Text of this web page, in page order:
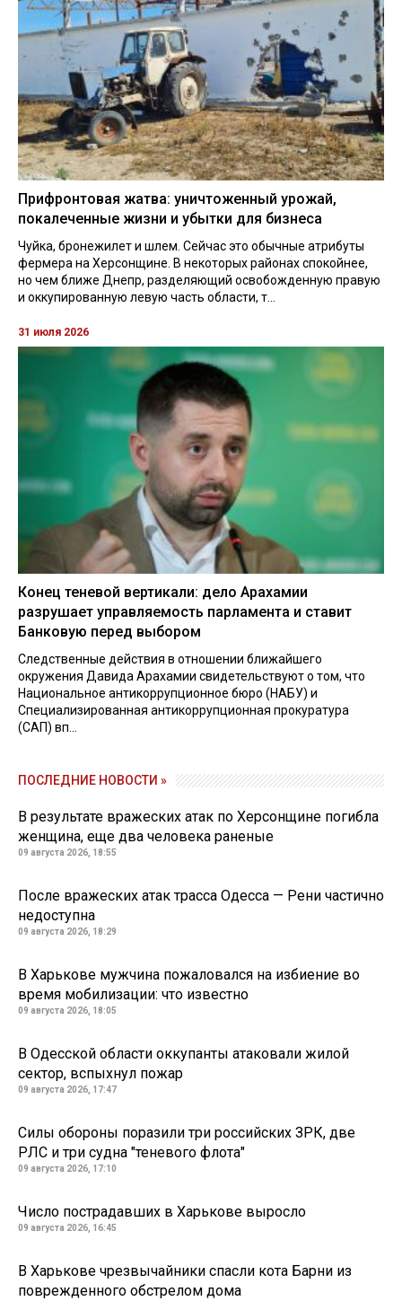
Прифронтовая жатва: уничтоженный урожай,
покалеченные жизни и убытки для бизнеса
Чуйка, бронежилет и шлем. Сейчас это обычные атрибуты
фермера на Херсонщине. В некоторых районах спокойнее,
но чем ближе Днепр, разделяющий освобожденную правую
и оккупированную левую часть области, т...
31 июля 2026
Конец теневой вертикали: дело Арахамии
разрушает управляемость парламента и ставит
Банковую перед выбором
Следственные действия в отношении ближайшего
окружения Давида Арахамии свидетельствуют о том, что
Национальное антикоррупционное бюро (НАБУ) и
Специализированная антикоррупционная прокуратура
(САП) вп...
ПОСЛЕДНИЕ НОВОСТИ »
В результате вражеских атак по Херсонщине погибла
женщина, еще два человека раненые
09 августа 2026, 18:55
После вражеских атак трасса Одесса — Рени частично
недоступна
09 августа 2026, 18:29
В Харькове мужчина пожаловался на избиение во
время мобилизации: что известно
09 августа 2026, 18:05
В Одесской области оккупанты атаковали жилой
сектор, вспыхнул пожар
09 августа 2026, 17:47
Силы обороны поразили три российских ЗРК, две
РЛС и три судна "теневого флота"
09 августа 2026, 17:10
Число пострадавших в Харькове выросло
09 августа 2026, 16:45
В Харькове чрезвычайники спасли кота Барни из
поврежденного обстрелом дома